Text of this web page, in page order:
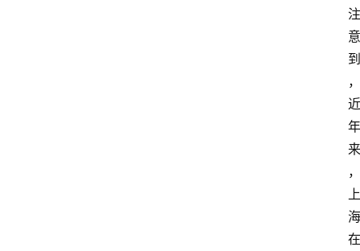
注
意
到
，
近
年
来
，
上
海
在